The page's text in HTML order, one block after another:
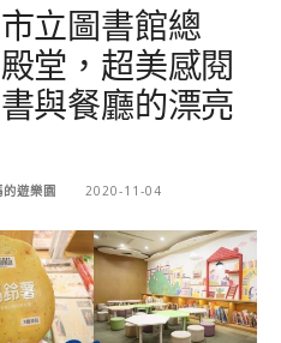
立圖書館總
堂，超美感閱
與餐廳的漂亮
遊樂園 2020-11-04